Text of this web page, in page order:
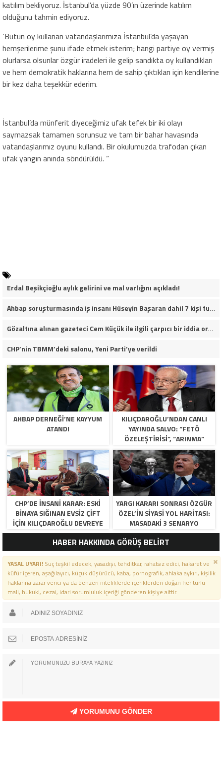
katılım bekliyoruz. İstanbul’da yüzde 90’ın üzerinde katılım
olduğunu tahmin ediyoruz.
‘Bütün oy kullanan vatandaşlarımıza İstanbul’da yaşayan
hemşerilerime şunu ifade etmek isterim; hangi partiye oy vermiş
olurlarsa olsunlar özgür iradeleri ile gelip sandıkta oy kullandıkları
ve hem demokratik haklarına hem de sahip çıktıkları için kendilerine
bir kez daha teşekkür ederim.
İstanbul’da münferit diyeceğimiz ufak tefek bir iki olayı
saymazsak tamamen sorunsuz ve tam bir bahar havasında
vatandaşlarımız oyunu kullandı. Bir okulumuzda trafodan çıkan
ufak yangın anında söndürüldü. ”
Erdal Beşikçioğlu aylık gelirini ve mal varlığını açıkladı!
Ahbap soruşturmasında iş insanı Hüseyin Başaran dahil 7 kişi tutuklandı.
Gözaltına alınan gazeteci Cem Küçük ile ilgili çarpıcı bir iddia ortaya atıldı.
CHP’nin TBMM’deki salonu, Yeni Parti’ye verildi
AHBAP DERNEĞI’NE KAYYUM
ATANDI
KILIÇDAROĞLU’NDAN CANLI
YAYINDA SALVO: “FETÖ
ÖZELEŞTIRISI”, “ARINMA”
RESTI VE KURULTAY TAKVIMI!
CHP’DE İNSANI KARAR: ESKI
BINAYA SIĞINAN EVSIZ ÇIFT
İÇIN KILIÇDAROĞLU DEVREYE
GIRDI!
YARGI KARARI SONRASI ÖZGÜR
ÖZEL’IN SIYASI YOL HARITASI:
MASADAKI 3 SENARYO
HABER HAKKINDA GÖRÜŞ BELİRT
YASAL UYARI!Suç teşkil edecek, yasadışı, tehditkar, rahatsız edici, hakaret ve
küfür içeren, aşağılayıcı, küçük düşürücü, kaba, pornografik, ahlaka aykırı, kişilik
haklarına zarar verici ya da benzeri niteliklerde içeriklerden doğan her türlü
mali, hukuki, cezai, idari sorumluluk içeriği gönderen kişiye aittir.
YORUMUNU GÖNDER